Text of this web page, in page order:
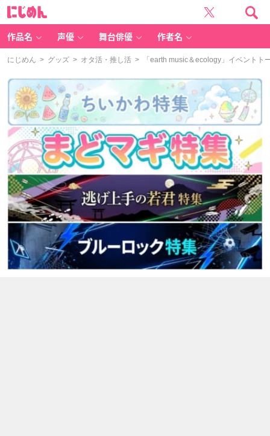
作品名 声優 舞台俳優 作者名
にじめん > グッズ > オタ活・推し活 > 「earth music＆ecology」イベントト